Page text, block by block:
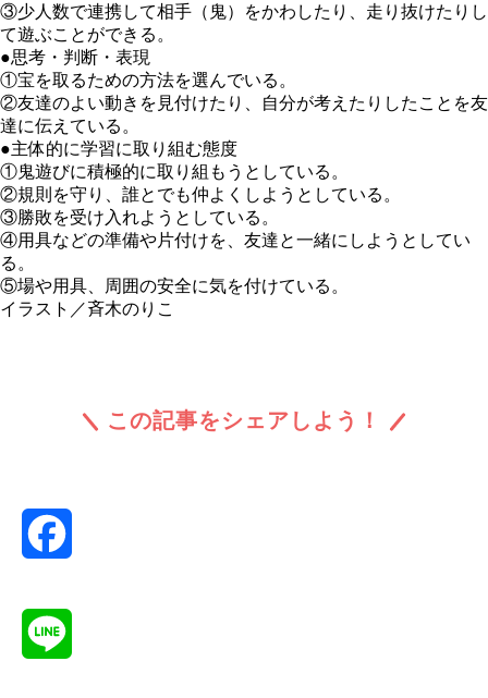
③少人数で連携して相手（鬼）をかわしたり、走り抜けたりし
て遊ぶことができる。
●思考・判断・表現
①宝を取るための方法を選んでいる。
②友達のよい動きを見付けたり、自分が考えたりしたことを友
達に伝えている。
●主体的に学習に取り組む態度
①鬼遊びに積極的に取り組もうとしている。
②規則を守り、誰とでも仲よくしようとしている。
③勝敗を受け入れようとしている。
④用具などの準備や片付けを、友達と一緒にしようとしてい
る。
⑤場や用具、周囲の安全に気を付けている。
イラスト／斉木のりこ
この記事をシェアしよう！